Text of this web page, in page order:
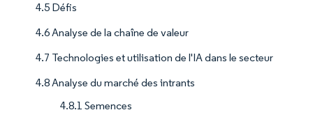
4.5 Défis
4.6 Analyse de la chaîne de valeur
4.7 Technologies et utilisation de l'IA dans le secteur
4.8 Analyse du marché des intrants
4.8.1 Semences